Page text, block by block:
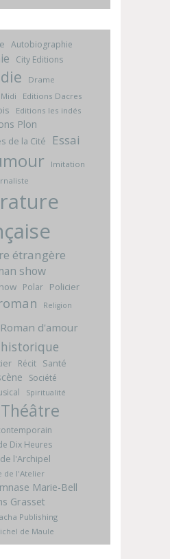
Autobiographie
City Editions
Drame
Editions Dacres
Editions les indés
Plon
de la Cité Essai
Imitation
étrangère
show
Polar Policier
Religion
Roman d'amour
Récit Santé
Société
Spiritualité
Théâtre
Dix Heures
l'Archipel
de l'Atelier
Marie-Bell
Grasset
Publishing
de Maule